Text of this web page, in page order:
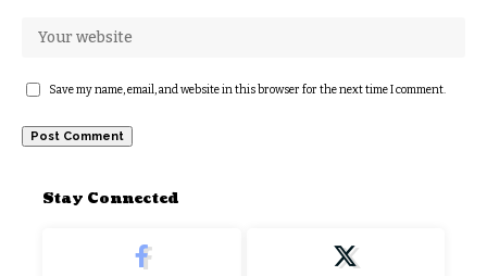
Save my name, email, and website in this browser for the next time I comment.
Stay Connected